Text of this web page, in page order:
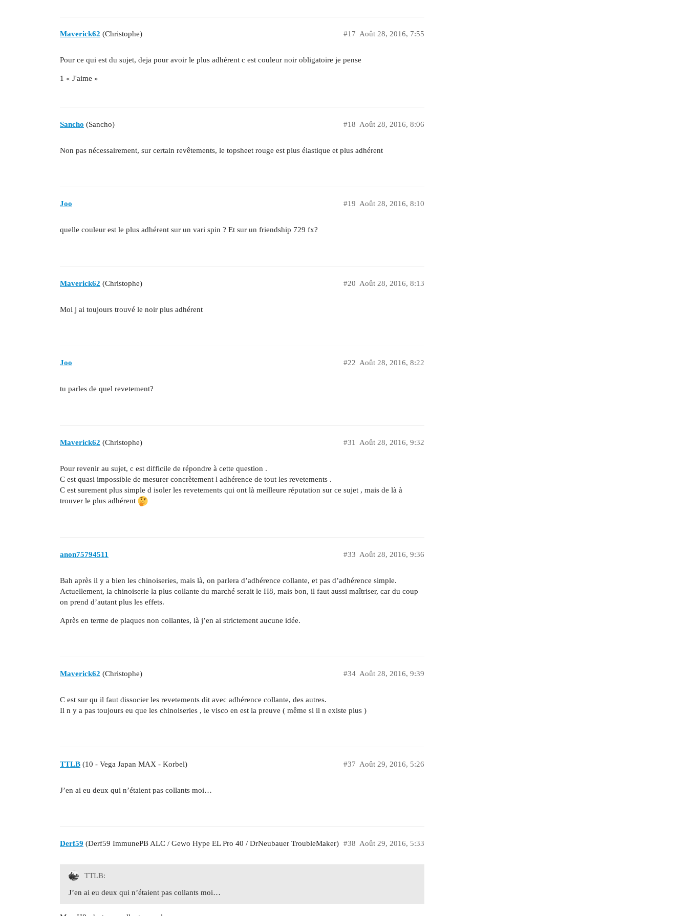
Maverick62 (Christophe) Août 28, 2016, 7:55
#17
Pour ce qui est du sujet, deja pour avoir le plus adhérent c est couleur noir obligatoire je pense
1 « J'aime »
Sancho (Sancho) Août 28, 2016, 8:06
#18
Non pas nécessairement, sur certain revêtements, le topsheet rouge est plus élastique et plus adhérent
Joo Août 28, 2016, 8:10
#19
quelle couleur est le plus adhérent sur un vari spin ? Et sur un friendship 729 fx?
Maverick62 (Christophe) Août 28, 2016, 8:13
#20
Moi j ai toujours trouvé le noir plus adhérent
Joo Août 28, 2016, 8:22
#22
tu parles de quel revetement?
Maverick62 (Christophe) Août 28, 2016, 9:32
#31
Pour revenir au sujet, c est difficile de répondre à cette question .
C est quasi impossible de mesurer concrètement l adhérence de tout les revetements .
C est surement plus simple d isoler les revetements qui ont là meilleure réputation sur ce sujet , mais de là à
trouver le plus adhérent
anon75794511 Août 28, 2016, 9:36
#33
Bah après il y a bien les chinoiseries, mais là, on parlera d’adhérence collante, et pas d’adhérence simple.
Actuellement, la chinoiserie la plus collante du marché serait le H8, mais bon, il faut aussi maîtriser, car du coup
on prend d’autant plus les effets.
Après en terme de plaques non collantes, là j’en ai strictement aucune idée.
Maverick62 (Christophe) Août 28, 2016, 9:39
#34
C est sur qu il faut dissocier les revetements dit avec adhérence collante, des autres.
Il n y a pas toujours eu que les chinoiseries , le visco en est la preuve ( même si il n existe plus )
TTLB (10 - Vega Japan MAX - Korbel) Août 29, 2016, 5:26
#37
J’en ai eu deux qui n’étaient pas collants moi…
Derf59 (Derf59 ImmunePB ALC / Gewo Hype EL Pro 40 / DrNeubauer TroubleMaker) Août 29, 2016, 5:33
#38
TTLB:
J’en ai eu deux qui n’étaient pas collants moi…